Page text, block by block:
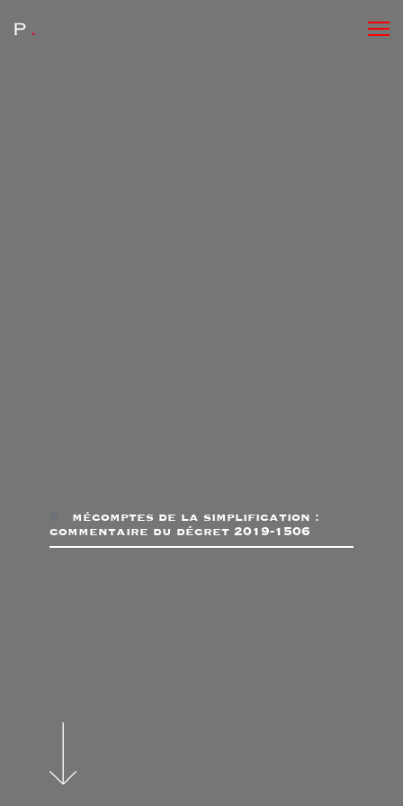
mécomptes de la simplification :
commentaire du décret 2019-1506